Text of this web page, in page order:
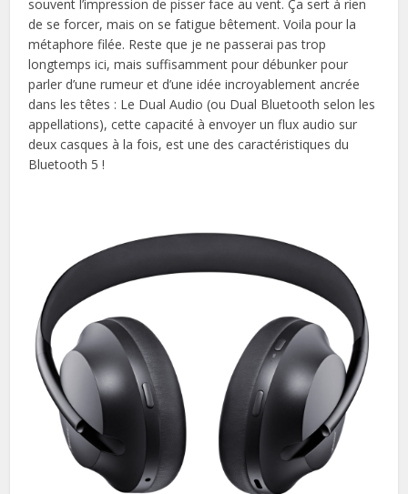
souvent l’impression de pisser face au vent. Ça sert à rien
de se forcer, mais on se fatigue bêtement. Voila pour la
métaphore filée. Reste que je ne passerai pas trop
longtemps ici, mais suffisamment pour débunker pour
parler d’une rumeur et d’une idée incroyablement ancrée
dans les têtes : Le Dual Audio (ou Dual Bluetooth selon les
appellations), cette capacité à envoyer un flux audio sur
deux casques à la fois, est une des caractéristiques du
Bluetooth 5 !